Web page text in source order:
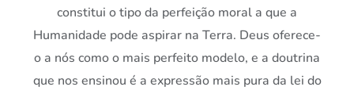
constitui o tipo da perfeição moral a que a
Humanidade pode aspirar na Terra. Deus oferece-
o a nós como o mais perfeito modelo, e a doutrina
que nos ensinou é a expressão mais pura da lei do